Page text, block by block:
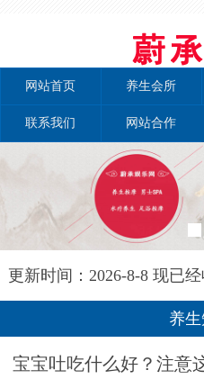
网站首页 养生会所
联系我们 网站合作
更新时间：2026-8-8 现已
所-南宁秘
养
宝宝吐吃什么好？注意